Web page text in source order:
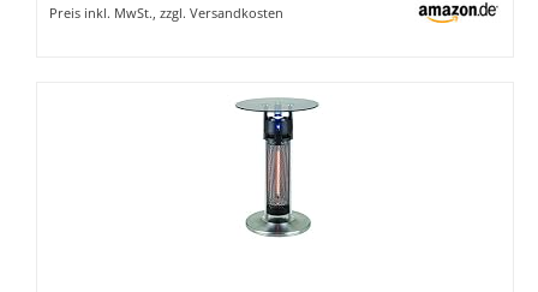
Preis inkl. MwSt., zzgl. Versandkosten